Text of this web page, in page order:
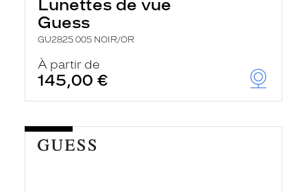
Lunettes de vue
Guess
GU2825 005 NOIR/OR
À partir de
145,00 €